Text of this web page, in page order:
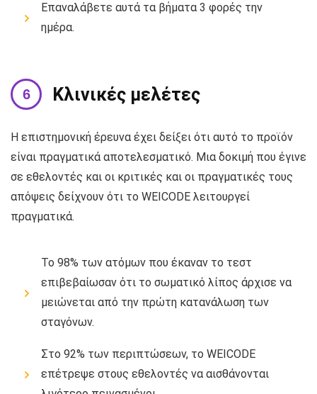
Επαναλάβετε αυτά τα βήματα 3 φορές την
ημέρα.
Κλινικές μελέτες
Η επιστημονική έρευνα έχει δείξει ότι αυτό το προϊόν
είναι πραγματικά αποτελεσματικό. Μια δοκιμή που έγινε
σε εθελοντές και οι κριτικές και οι πραγματικές τους
απόψεις δείχνουν ότι το WEICODE λειτουργεί
πραγματικά.
Το 98% των ατόμων που έκαναν το τεστ
επιβεβαίωσαν ότι το σωματικό λίπος άρχισε να
μειώνεται από την πρώτη κατανάλωση των
σταγόνων.
Στο 92% των περιπτώσεων, το WEICODE
επέτρεψε στους εθελοντές να αισθάνονται